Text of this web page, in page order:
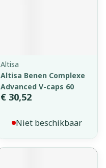
Altisa
Altisa Benen Complexe
Advanced V-caps 60
€ 30,52
Niet beschikbaar